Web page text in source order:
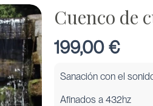
Cuenco de
199,00€
Sanación con el
Afinados a 432hz